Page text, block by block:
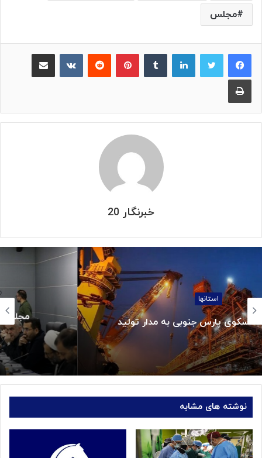
مجلس
لینکدین پینترست ‫رددیت
چاپ
خبرنگار 20
مجلس و دولت متعهد به حل بحران دارو و
تجهیزات پزشکی شدند
نوشته های مشابه